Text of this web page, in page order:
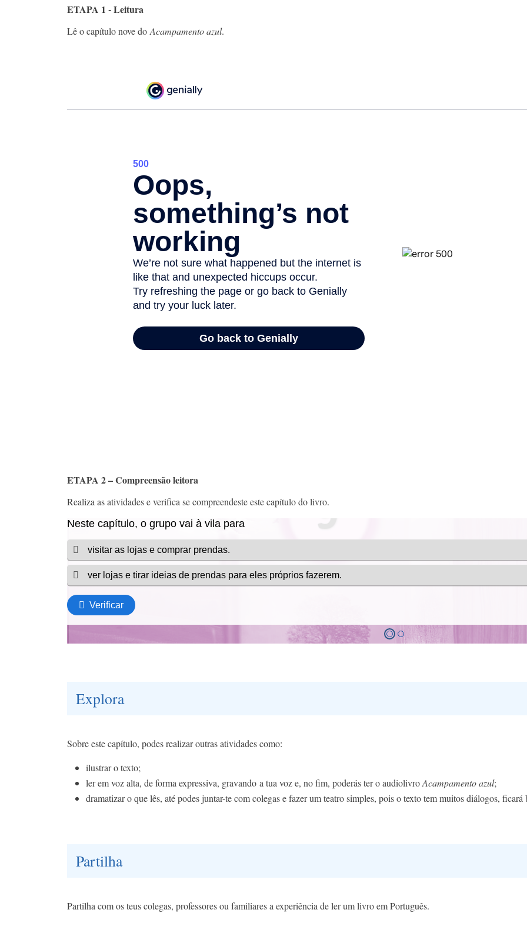
ETAPA 1 - Leitura
Lê o capítulo nove doAcampamento azul.
ETAPA 2 – Compreensão leitora
Realiza as atividades e verifica se compreendeste este capítulo do livro.
Explora
Sobre este capítulo, podes realizar outras atividades como:
ilustrar o texto;
ler em voz alta, de forma expressiva, gravando a tua voz e, no fim, poderás ter o audiolivroAcampamento azul;
dramatizar o que lês, até podes juntar-te com colegas e fazer um teatro simples, pois o texto tem muitos diálogos, ficará
Partilha
Partilha com os teus colegas, professores ou familiares a experiência de ler um livro em Português.